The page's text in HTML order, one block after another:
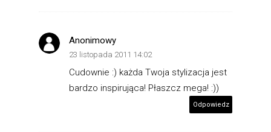
Anonimowy
23 listopada 2011 14:02
Cudownie :) każda Twoja stylizacja jest
bardzo inspirująca! Płaszcz mega! :))
Odpowiedz